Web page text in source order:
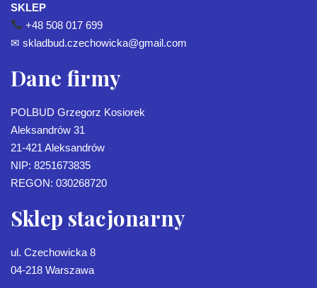
SKLEP
+48 508 017 699
✉ skladbud.czechowicka@gmail.com
Dane firmy
POLBUD Grzegorz Kosiorek
Aleksandrów 31
21-421 Aleksandrów
NIP: 8251673835
REGON: 030268720
Sklep stacjonarny
ul. Czechowicka 8
04-218 Warszawa